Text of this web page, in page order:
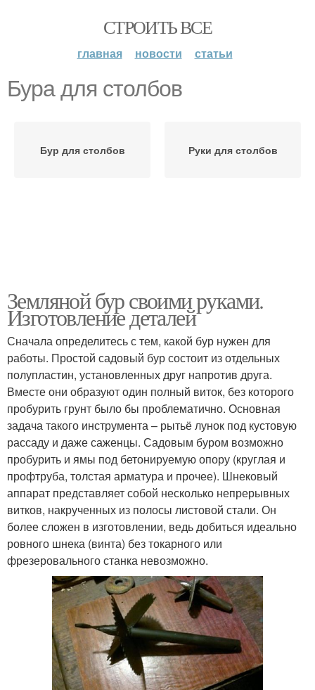
СТРОИТЬ ВСЕ
главная новости статьи
Бура для столбов
Бур для столбов Руки для столбов
Земляной бур своими руками.
Изготовление деталей
Сначала определитесь с тем, какой бур нужен для
работы. Простой садовый бур состоит из отдельных
полупластин, установленных друг напротив друга.
Вместе они образуют один полный виток, без которого
пробурить грунт было бы проблематично. Основная
задача такого инструмента – рытьё лунок под кустовую
рассаду и даже саженцы. Садовым буром возможно
пробурить и ямы под бетонируемую опору (круглая и
профтруба, толстая арматура и прочее). Шнековый
аппарат представляет собой несколько непрерывных
витков, накрученных из полосы листовой стали. Он
более сложен в изготовлении, ведь добиться идеально
ровного шнека (винта) без токарного или
фрезеровального станка невозможно.